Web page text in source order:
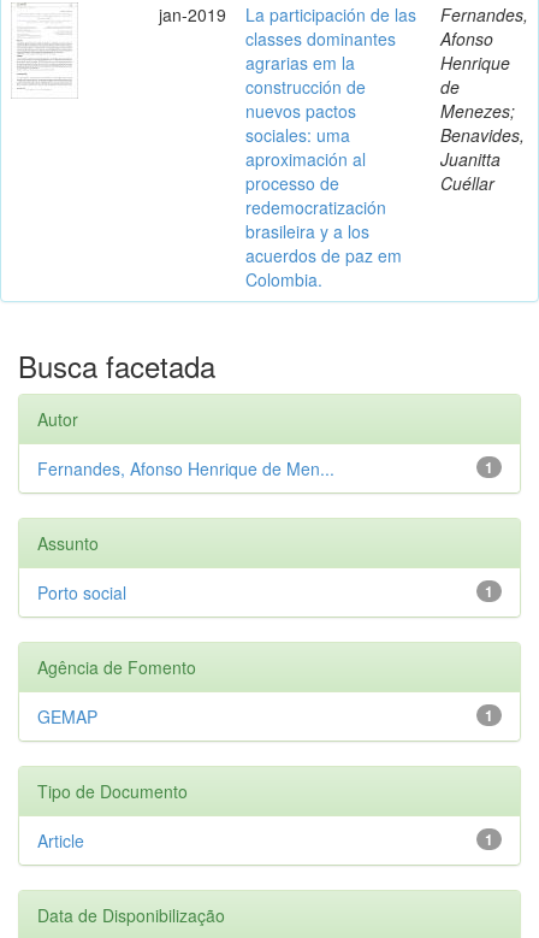
jan-2019
La participación de las
classes dominantes
agrarias em la
construcción de
nuevos pactos
sociales: uma
aproximación al
processo de
redemocratización
brasileira y a los
acuerdos de paz em
Colombia.
Fernandes,
Afonso
Henrique
de
Menezes;
Benavides,
Juanitta
Cuéllar
Busca facetada
Autor
1
Fernandes, Afonso Henrique de Men...
Assunto
1
Porto social
Agência de Fomento
1
GEMAP
Tipo de Documento
1
Article
Data de Disponibilização